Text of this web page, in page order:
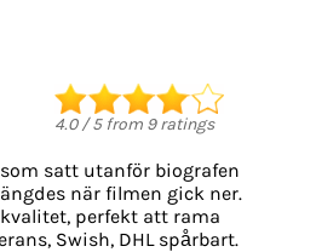
4.0/5from 9ratings
satt utanför biografen
när filmen gick ner.
perfekt att rama
Swish, DHL spårbart.